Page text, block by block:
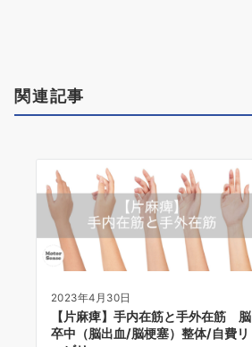
関連記事
2023年4月30日
【片麻痺】手内在筋と手外在筋 脳
卒中（脳出血/脳梗塞）整体/自費リ